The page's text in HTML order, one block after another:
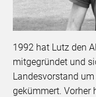
1992 hat Lutz den
mitgegründet und
Landesvorstand
gekümmert. Vorher